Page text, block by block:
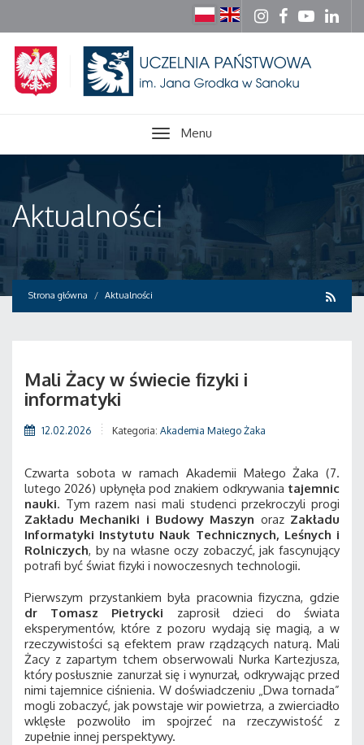
Menu
Aktualności
Strona główna Aktualności
Mali Żacy w świecie fizyki i
informatyki
12.02.2026 Kategoria: Akademia Małego Żaka
Czwarta sobota w ramach Akademii Małego Żaka (7.
lutego 2026) upłynęła pod znakiem odkrywania tajemnic
nauki. Tym razem nasi mali studenci przekroczyli progi
Zakładu Mechaniki i Budowy Maszyn orazZakładu
Informatyki Instytutu Nauk Technicznych, Leśnych i
Rolniczych, by na własne oczy zobaczyć, jak fascynujący
potrafi być świat fizyki i nowoczesnych technologii.
Pierwszym przystankiem była pracownia fizyczna, gdzie
dr Tomasz Pietrycki zaprosił dzieci do świata
eksperymentów, które z pozoru wydają się magią, a w
rzeczywistości są efektem praw rządzących naturą. Mali
Żacy z zapartym tchem obserwowali Nurka Kartezjusza,
który posłusznie zanurzał się i wynurzał, odkrywając przed
nimi tajemnice ciśnienia. W doświadczeniu „Dwa tornada”
mogli zobaczyć, jak powstaje wir powietrza, a zwierciadło
wklęsłe pozwoliło im spojrzeć na rzeczywistość z
zupełnie innej perspektywy.